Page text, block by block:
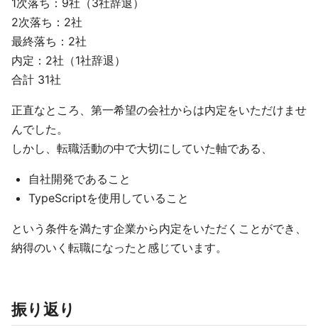
1次落ち：9社（3社辞退）
2次落ち：2社
最終落ち：2社
内定：2社（1社辞退）
合計 31社
正直なところ、第一希望の会社からは内定をいただけませ
んでした。
しかし、転職活動の中で大切にしていた軸である、
自社開発であること
TypeScriptを使用していること
という条件を満たす企業から内定をいただくことができ、
納得のいく転職になったと感じています。
振り返り